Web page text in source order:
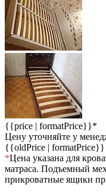
{{price | formatPrice}}*
Цену уточняйте у
{{oldPrice | formatPrice}}
*Цена указана для
матраса. Подъемный
прикроватные ящики